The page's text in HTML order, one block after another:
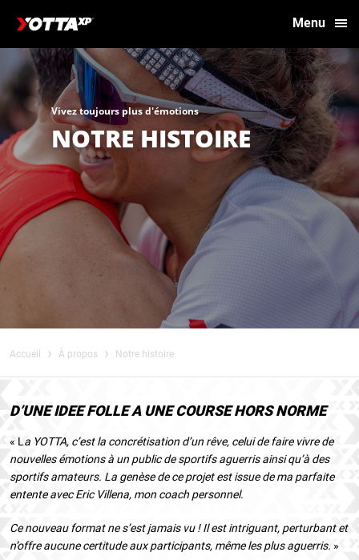
Menu
Vivez toujours plus d'émotions
NOTRE HISTOIRE
Accueil › À propos › Notre histoire
D’UNE IDEE FOLLE A UNE COURSE HORS NORME
« La YOTTA, c’est la concrétisation d’un rêve, celui de faire vivre de
nouvelles émotions à un public de sportifs aguerris ainsi qu’à des
sportifs amateurs. La genèse de ce projet est issue de ma parfaite
entente avec Eric Villena, mon coach personnel.
Ce nouveau format ne s’est jamais vu ! Il est intriguant, perturbant et
n’offre aucune certitude aux participants, même les plus aguerris. »